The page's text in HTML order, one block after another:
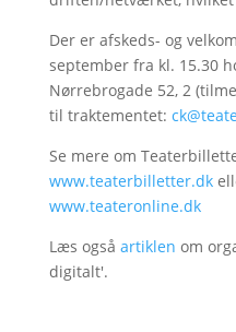
Der er afskeds- og
september fra kl. 15.30
Nørrebrogade 52, 2
til traktementet:
Se mere om
www.teaterbilletter.dk
www.teateronline.dk
Læs også artiklen om
digitalt'.